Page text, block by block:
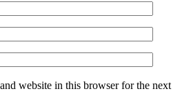
website in this browser for the next